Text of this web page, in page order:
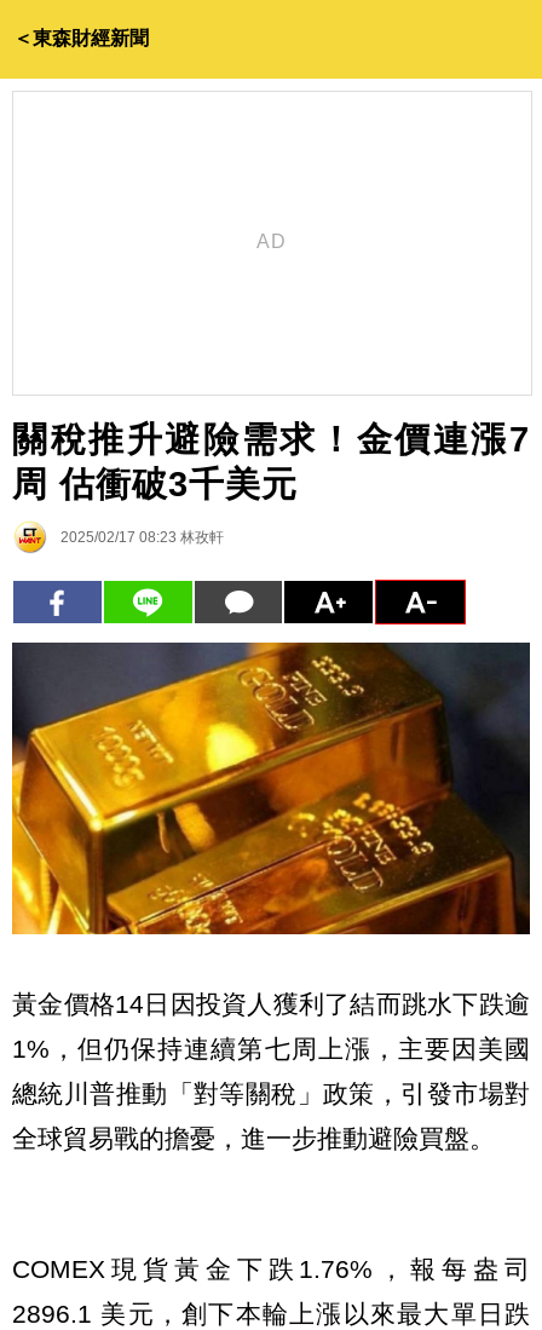
＜東森財經新聞
關稅推升避險需求！金價連漲7
周 估衝破3千美元
2025/02/17 08:23 林孜軒
黃金價格14日因投資人獲利了結而跳水下跌逾
1%，但仍保持連續第七周上漲，主要因美國
總統川普推動「對等關稅」政策，引發市場對
全球貿易戰的擔憂，進一步推動避險買盤。
COMEX現貨黃金下跌1.76%，報每盎司
2896.1 美元，創下本輪上漲以來最大單日跌